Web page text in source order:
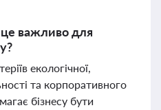
важливо для
екологічної,
та корпоративного
бізнесу бути